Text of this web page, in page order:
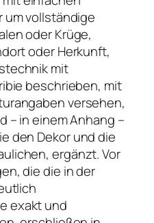
um vollständige
oder Krüge,
oder Herkunft,
mit
beschrieben, mit
versehen,
– in einem Anhang –
den Dekor und die
ergänzt. Vor
die die in der
exakt und